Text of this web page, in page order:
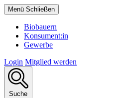
Menü Schließen
Biobauern
Konsument:in
Gewerbe
Login Mitglied werden
Suche